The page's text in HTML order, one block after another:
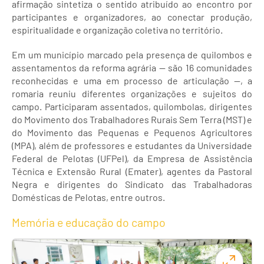
afirmação sintetiza o sentido atribuído ao encontro por
participantes e organizadores, ao conectar produção,
espiritualidade e organização coletiva no território.
Em um município marcado pela presença de quilombos e
assentamentos da reforma agrária — são 16 comunidades
reconhecidas e uma em processo de articulação —, a
romaria reuniu diferentes organizações e sujeitos do
campo. Participaram assentados, quilombolas, dirigentes
do Movimento dos Trabalhadores Rurais Sem Terra (MST) e
do Movimento das Pequenas e Pequenos Agricultores
(MPA), além de professores e estudantes da Universidade
Federal de Pelotas (UFPel), da Empresa de Assistência
Técnica e Extensão Rural (Emater), agentes da Pastoral
Negra e dirigentes do Sindicato das Trabalhadoras
Domésticas de Pelotas, entre outros.
Memória e educação do campo